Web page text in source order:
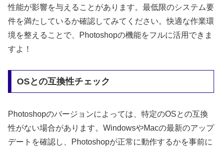
性能が影響を与えることがあります。最低限のシステム要
件を満たしているか確認してみてください。快適な作業環
境を整えることで、Photoshopの機能をフルに活用できま
すよ！
OSとの互換性チェック
Photoshopのバージョンによっては、特定のOSとの互換
性がない場合があります。WindowsやMacの最新のアップ
デートを確認し、Photoshopが正常に動作するかを事前に